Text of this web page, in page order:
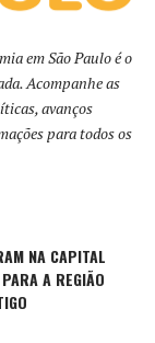
em São Paulo é o
Acompanhe as
avanços
para todos os
NA CAPITAL
A REGIÃO